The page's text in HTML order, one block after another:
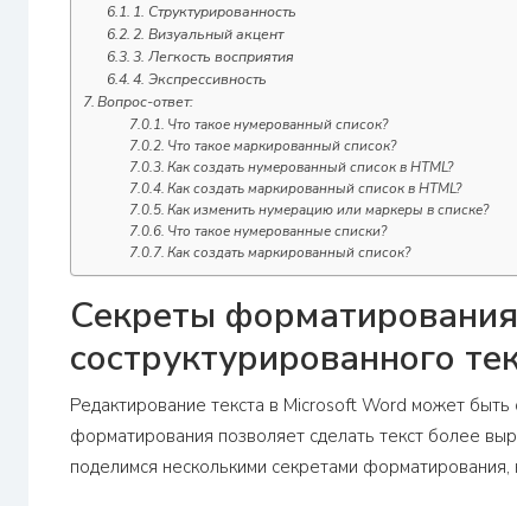
1. Структурированность
2. Визуальный акцент
3. Легкость восприятия
4. Экспрессивность
Вопрос-ответ:
Что такое нумерованный список?
Что такое маркированный список?
Как создать нумерованный список в HTML?
Как создать маркированный список в HTML?
Как изменить нумерацию или маркеры в списке?
Что такое нумерованные списки?
Как создать маркированный список?
Секреты
соструктурированного
Редактирование текста в Microsoft Word может
форматирования позволяет сделать текст более
поделимся несколькими секретами